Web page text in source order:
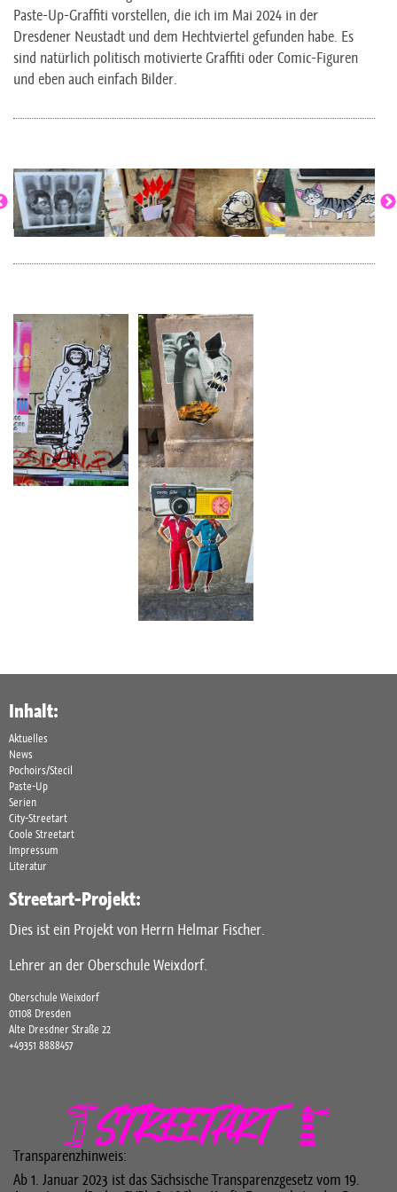
Paste-Up-Graffiti vorstellen, die ich im Mai 2024 in der
Dresdener Neustadt und dem Hechtviertel gefunden habe. Es
sind natürlich politisch motivierte Graffiti oder Comic-Figuren
und eben auch einfach Bilder.
Inhalt:
Aktuelles
News
Pochoirs/Stecil
Paste-Up
Serien
City-Streetart
Coole Streetart
Impressum
Literatur
Streetart-Projekt:
Dies ist ein Projekt von Herrn Helmar Fischer.
Lehrer an der Oberschule Weixdorf.
Oberschule Weixdorf
01108 Dresden
Alte Dresdner Straße 22
+49351 8888457
Transparenzhinweis:
Ab 1. Januar 2023 ist das Sächsische Transparenzgesetz vom 19.